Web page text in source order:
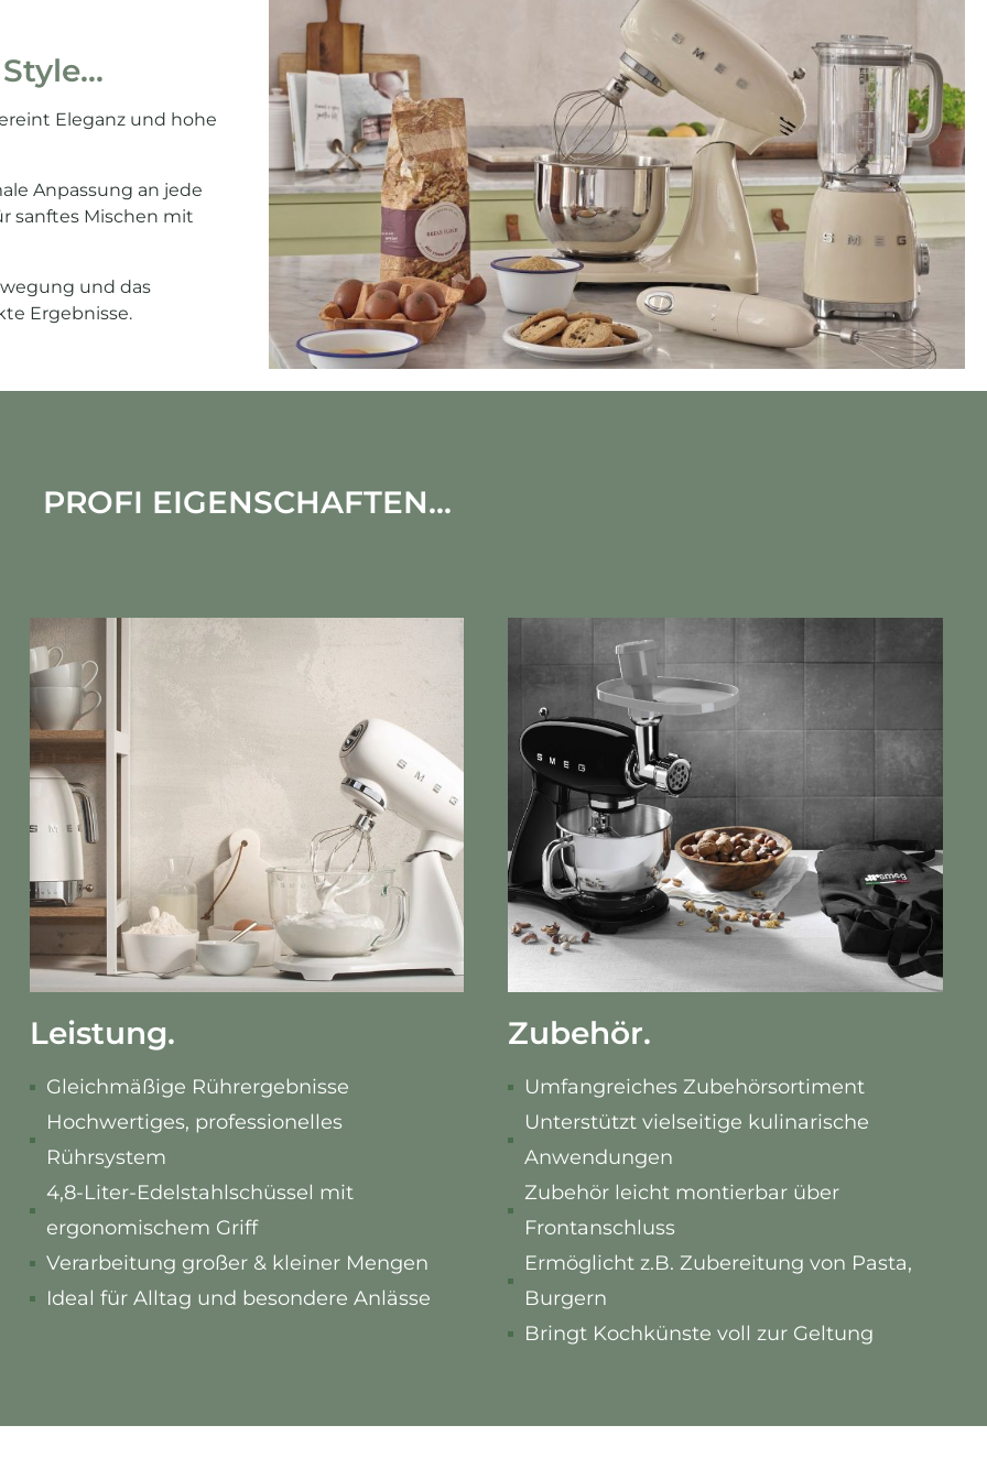
Eleganz und hohe
Anpassung an jede
sanftes Mischen mit
und das
Ergebnisse.
PROFI EIGENSCHAFTEN...
Leistung.
Gleichmäßige Rührergebnisse
Hochwertiges, professionelles
Rührsystem
4,8-Liter-Edelstahlschüssel mit
ergonomischem Griff
Verarbeitung großer & kleiner Mengen
Ideal für Alltag und besondere Anlässe
Zubehör.
Umfangreiches Zubehörsortiment
Unterstützt vielseitige kulinarische
Anwendungen
Zubehör leicht montierbar über
Frontanschluss
Ermöglicht z.B. Zubereitung von Pasta,
Burgern
Bringt Kochkünste voll zur Geltung